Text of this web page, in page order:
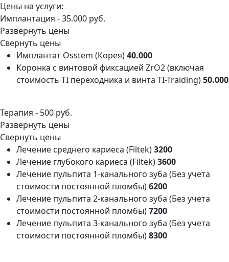
Цены на услуги:
Имплантация -35.000 руб.
Развернуть цены
Свернуть цены
Имплантат Osstem (Корея)40.000
Коронка с винтовой фиксацией ZrO2 (включая
стоимость TI переходника и винта ТI-Traiding)50.000
Терапия - 500 руб.
Развернуть цены
Свернуть цены
Лечение среднего кариеса (Filtek)3200
Лечение глубокого кариеса (Filtek)3600
Лечение пульпита 1-канального зуба (Без учета
стоимости постоянной пломбы)6200
Лечение пульпита 2-канального зуба (Без учета
стоимости постоянной пломбы)7200
Лечение пульпита 3-канального зуба (Без учета
стоимости постоянной пломбы)8300